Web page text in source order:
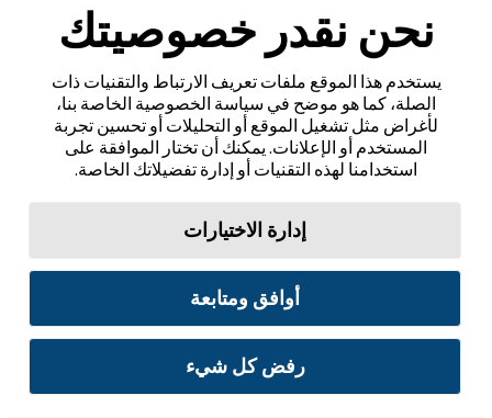
نحن نقدر خصوصيتك
يستخدم هذا الموقع ملفات تعريف الارتباط والتقنيات ذات
الصلة، كما هو موضح في سياسة الخصوصية الخاصة بنا،
لأغراض مثل تشغيل الموقع أو التحليلات أو تحسين تجربة
المستخدم أو الإعلانات. يمكنك أن تختار الموافقة على
استخدامنا لهذه التقنيات أو إدارة تفضيلاتك الخاصة.
إدارة الاختيارات
أوافق ومتابعة
رفض كل شيء